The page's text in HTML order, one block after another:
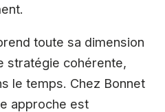
toute sa dimension
stratégie cohérente,
le temps. Chez Bonnet
approche est